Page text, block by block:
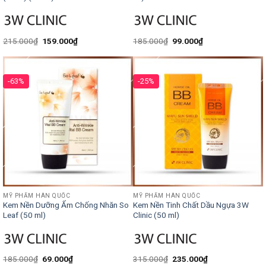
215.000₫ 159.000₫ 185.000₫ 99.000₫
-63%
MỸ PHẨM HÀN QUỐC
Kem Nền Dưỡng Ẩm Chống Nhăn So
Leaf (50 ml)
185.000₫ 69.000₫
-25%
MỸ PHẨM HÀN QUỐC
Kem Nền Tinh Chất Dầu Ngựa 3W
Clinic (50 ml)
315.000₫ 235.000₫